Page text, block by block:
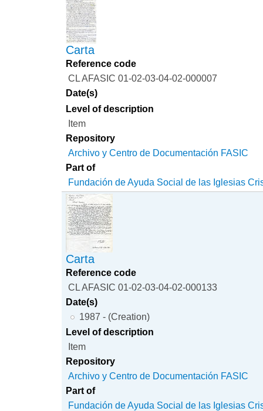
Carta
Reference code
CL AFASIC 01-02-03-04-02-000007
Date(s)
Level of description
Item
Repository
Archivo y Centro de Documentación FASIC
Part of
Fundación de Ayuda Social de las Iglesias
Carta
Reference code
CL AFASIC 01-02-03-04-02-000133
Date(s)
1987 - (Creation)
Level of description
Item
Repository
Archivo y Centro de Documentación FASIC
Part of
Fundación de Ayuda Social de las Iglesias